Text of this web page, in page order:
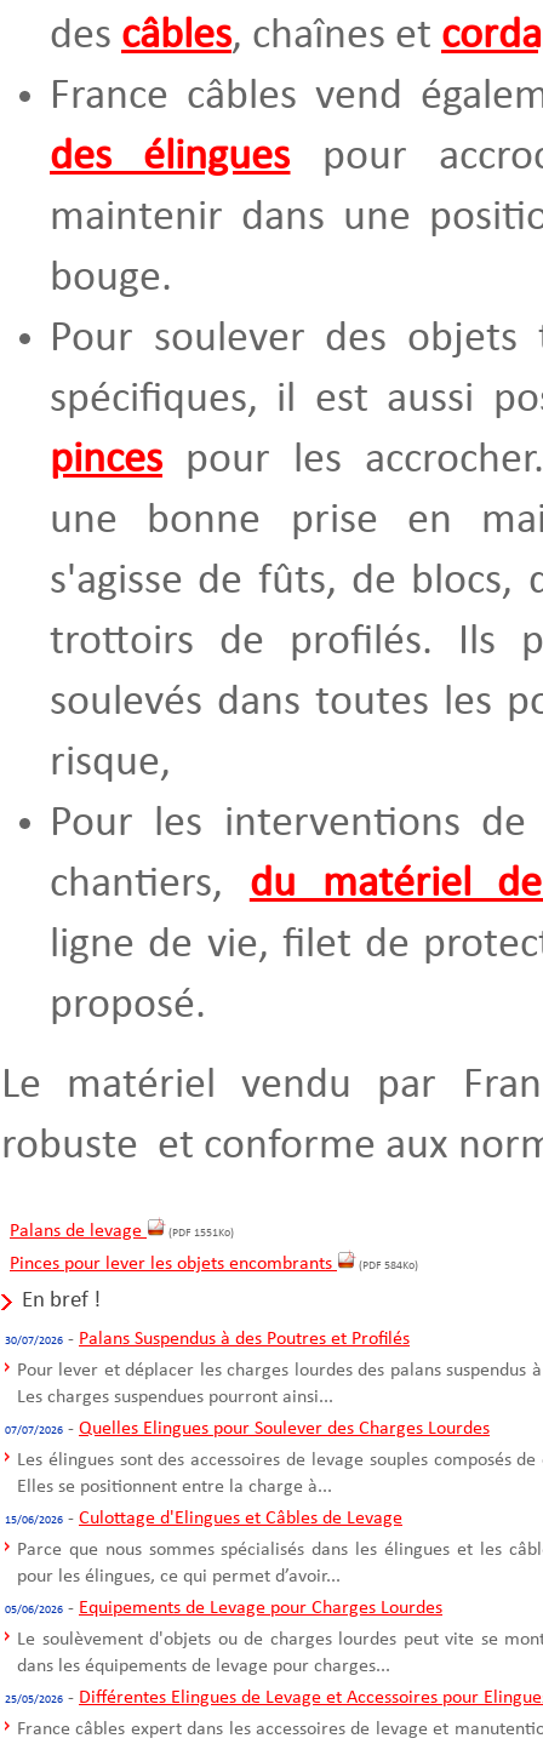
des câbles, chaînes et
France câbles vend
des élingues pour
maintenir dans une
bouge.
Pour soulever des
spécifiques, il est aussi
pinces pour les
une bonne prise en
s'agisse de fûts, de blocs,
trottoirs de profilés. Ils
soulevés dans toutes les
risque,
Pour les interventions de
chantiers, du matériel
ligne de vie, filet de
proposé.
Le matériel vendu par
robuste et conforme aux
Palans de levage (PDF 1551Ko)
Pinces pour lever les objets encombrants (PDF 584Ko)
En bref !
30/07/2026 - Palans Suspendus à des Poutres et Profilés
Pour lever et déplacer les charges lourdes des palans suspendus
Les charges suspendues pourront ainsi...
07/07/2026 - Quelles Elingues pour Soulever des Charges Lourdes
Les élingues sont des accessoires de levage souples composés
Elles se positionnent entre la charge à...
15/06/2026 - Culottage d'Elingues et Câbles de Levage
Parce que nous sommes spécialisés dans les élingues et les
pour les élingues, ce qui permet d’avoir...
05/06/2026 - Equipements de Levage pour Charges Lourdes
Le soulèvement d'objets ou de charges lourdes peut vite se
dans les équipements de levage pour charges...
25/05/2026 - Différentes Elingues de Levage et Accessoires pour
France câbles expert dans les accessoires de levage et